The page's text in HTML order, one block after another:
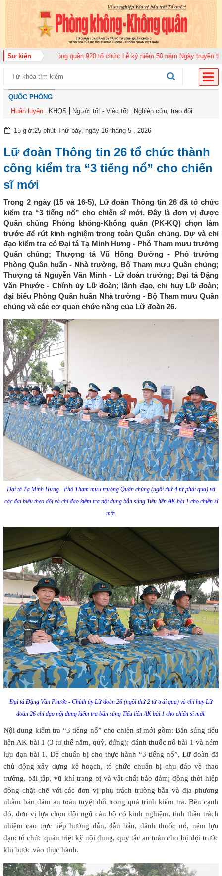
Sự kiện
đoàn Không quân 920 tổ chức Lễ kỷ niệm 50 năm Ngày truyền thống (12-
QUỐC PHÒNG
Huấn luyện
KHQS Người tốt - Việc tốt Nghiên cứu, trao đổi
15 giờ:25 phút Thứ bảy, ngày 16 tháng 5 , 2026
Lữ đoàn Thông tin 26 tổ chức thành
công kiểm tra “3 tiếng nổ” cho chiến
sĩ mới
Trong 2 ngày (15 và 16-5), Lữ đoàn Thông tin 26 đã tổ chức
kiểm tra “3 tiếng nổ” cho chiến sĩ mới. Đây là đơn vị được
Quân chủng Phòng không-Không quân (PK-KQ) chọn làm
trước để rút kinh nghiệm trong toàn Quân chủng. Dự và chỉ
đạo kiểm tra có Đại tá Tạ Minh Hưng - Phó Tham mưu trưởng
Quân chủng; Thượng tá Vũ Hồng Đường - Phó trưởng
Phòng Quân huấn - Nhà trường, Bộ Tham mưu Quân chủng;
Thượng tá Nguyễn Văn Minh - Lữ đoàn trưởng; Đại tá Đặng
Văn Phước - Chính ủy Lữ đoàn; lãnh đạo, chỉ huy Lữ đoàn;
đại biểu Phòng Quân huấn Nhà trường - Bộ Tham mưu Quân
chủng và các cơ quan chức năng của Lữ đoàn 26.
Đại tá Tạ Minh Hưng - Phó Tham mưu trưởng Quân chủng (ngồi thứ 4 từ phải qua) và
các đại biểu theo dõi và chỉ đạo kiểm tra nội dung bắn súng Tiểu liên AK bài 1 cho chiến sĩ
mới.
Đại tá Đặng Văn Phước - Chính ủy Lữ đoàn 26 (ngồi thứ 2 từ trái qua) và chỉ huy Lữ
đoàn 26 chỉ đạo nội dung kiểm tra bắn súng Tiểu liên AK bài 1 cho chiến sĩ mới.
Nội dung kiểm tra “3 tiếng nổ” cho chiến sĩ mới gồm: Bắn súng tiểu
liên AK bài 1 (3 tư thế nằm, quỳ, đứng); đánh thuốc nổ bài 1 và ném
lựu đạn bài 1. Để chuẩn bị cho thực hành “3 tiếng nổ”, Lữ đoàn đã
chủ động xây dựng kế hoạch, tổ chức chuẩn bị chu đáo về thao
trường, bãi tập, vũ khí trang bị và vật chất bảo đảm; đồng thời hiệp
đồng chặt chẽ với các đơn vị phụ trách trường bắn và địa phương
nhằm bảo đảm an toàn tuyệt đối trong quá trình kiểm tra. Bên cạnh
đó, đơn vị lựa chọn đội ngũ cán bộ có kinh nghiệm, tinh thần trách
nhiệm cao trực tiếp hướng dẫn, dẫn bắn, đánh thuốc nổ, ném lựu
đạn; tổ chức quán triệt kỹ nội dung, quy tắc an toàn cho bộ đội trước
khi bước vào thực hành.